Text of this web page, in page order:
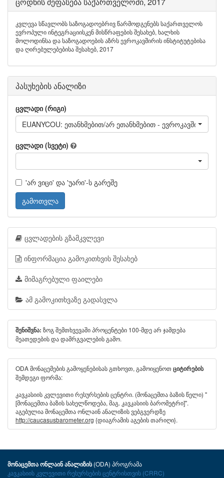
კვლევა სწავლობს საზოგადოებრივ წარმოდგენებს საქართველოს
ევროპული ინტეგრაციისკენ მისწრაფების შესახებ, ხალხის
მოლოდინსა და საზოგადოების აზრს ევროკავშირის ინსტიტუტებისა
და ღირებულებებისა შესახებ, 2017
პასუხების ანალიზი
ცვლადი (რიგი)
EUANYCOU: ეთანხმებით/არ ეთანხმებით -
ცვლადი (სვეტი)
'არ ვიცი' და 'უარი'-ს გარეშე
გამოთვლა
ცვლადების გზამკვლევი
ინფორმაცია გამოკითხვის შესახებ
მიმაგრებული ფაილები
ამ გამოკითხვაზე გადასვლა
შენიშვნა: ზოგ შემთხვევაში პროცენტები 100-მდე არ ჯამდება
მეათედების და დამრგვალების გამო.
ODA მონაცემების გამოყენებისას გთხოვთ, გამოიყენოთ ციტირების
შემდეგი ფორმა:
კავკასიის კვლევითი რესურსების ცენტრი. (მონაცემთა ბაზის წელი) "
[მონაცემთა ბაზის სახელწოდება, მაგ. კავკასიის ბარომეტრი]".
აგებულია მონაცემთა ონლაინ ანალიზის ვებგვერდზე
http://caucasusbarometer.org {დიაგრამის აგების თარიღი}.
მონაცემთა ონლაინ ანალიზის(ODA) პროგრამა
კავკასიის კვლევითი რესურსების ცენტრისთვის (CRRC)